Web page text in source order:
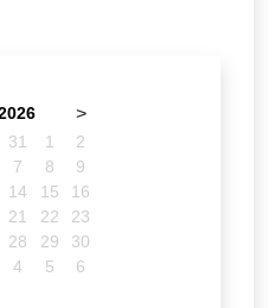
>
31 1
2
7 8
9
14 15
16
21 22
23
28 29
30
4 5 6